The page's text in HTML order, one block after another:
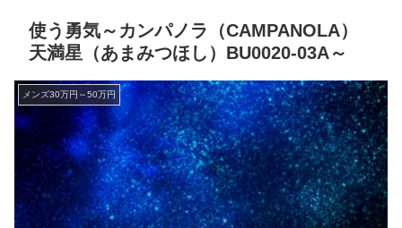
使う勇気～カンパノラ（CAMPANOLA）
天満星（あまみつほし）BU0020-03A～
メンズ30万円～50万円